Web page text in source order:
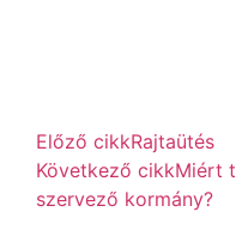
Előző cikkRajtaütés
Következő cikkMiért
szervező kormány?